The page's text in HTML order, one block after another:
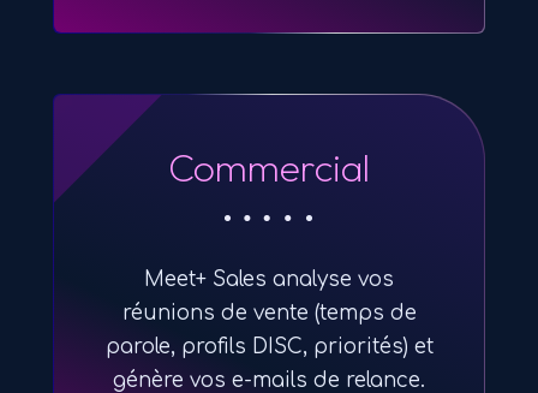
Commercial
Meet+ Sales analyse vos
réunions de vente (temps de
parole, profils DISC, priorités) et
génère vos e-mails de relance.